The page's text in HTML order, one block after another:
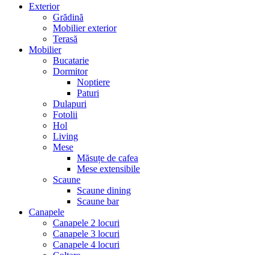
Exterior
Grădină
Mobilier exterior
Terasă
Mobilier
Bucatarie
Dormitor
Noptiere
Paturi
Dulapuri
Fotolii
Hol
Living
Mese
Măsuțe de cafea
Mese extensibile
Scaune
Scaune dining
Scaune bar
Canapele
Canapele 2 locuri
Canapele 3 locuri
Canapele 4 locuri